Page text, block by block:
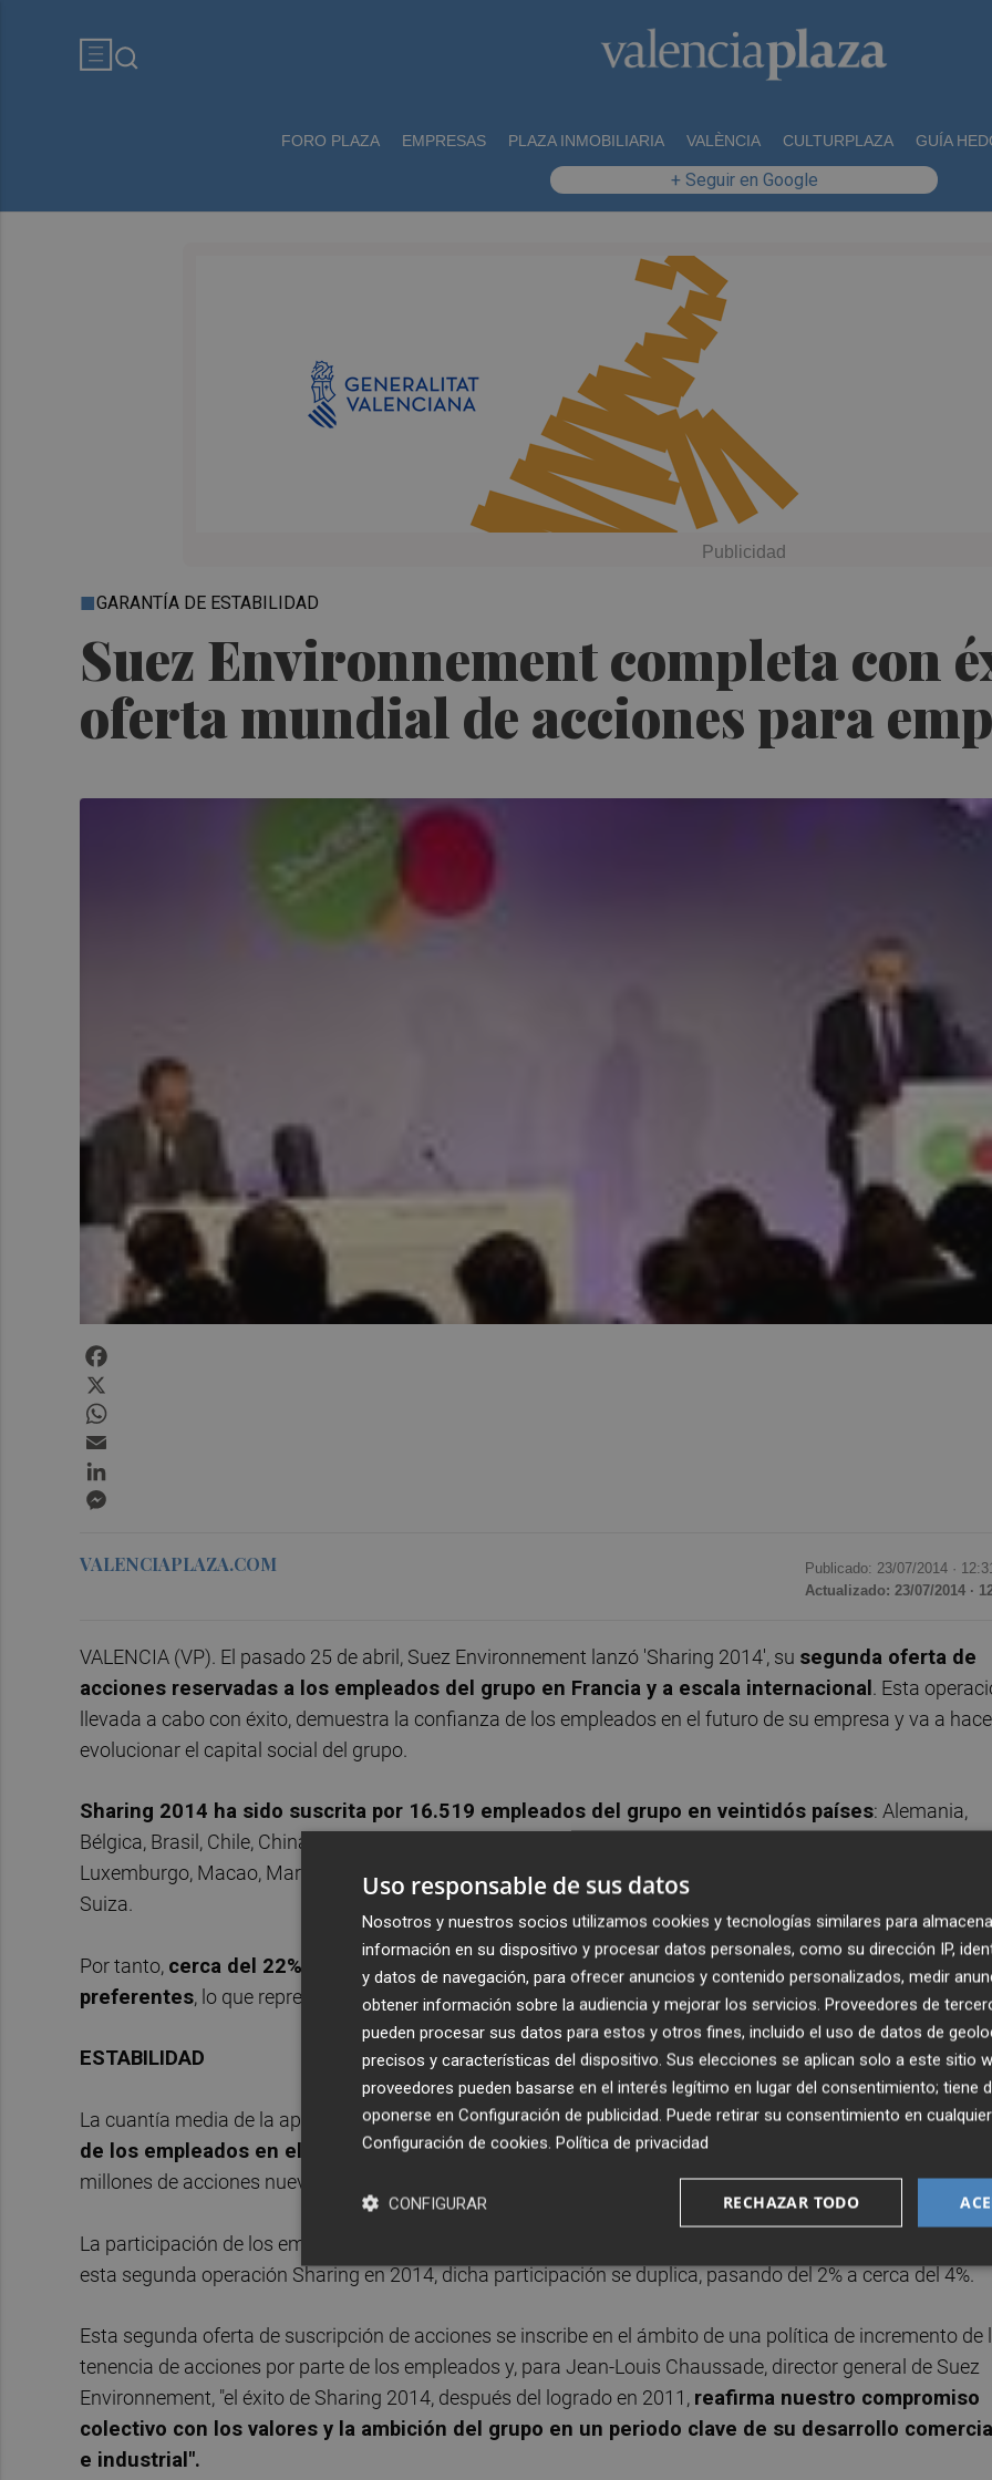
FORO PLAZA EMPRESAS PLAZA INMOBILIARIA VALÈNCIA CULTURPLAZA GUÍA
+ Seguir en Google
Suez Environnement completa con
oferta mundial de acciones para
GARANTÍA DE ESTABILIDAD
VALENCIAPLAZA.COM Publicado: 23/07/2014 ·
Actualizado: 23/07/2014 ·
VALENCIA (VP). El pasado 25 de abril, Suez Environnement lanzó 'Sharing 2014', su segunda oferta de
acciones reservadas a los empleados del grupo en Francia y a escala internacional. Esta
llevada a cabo con éxito, demuestra la confianza de los empleados en el futuro de su empresa y va a
evolucionar el capital social del grupo.
Sharing 2014 ha sido suscrita por 16.519 empleados del grupo en veintidós países: Alemania,
Bélgica, Brasil, Chile, China, España, Estados Unidos, Finlandia, Francia, Hong Kong, la India, Italia,
Luxemburgo, Macao, Marruecos, Países Bajos, Polonia, República Checa, Reino Unido, Eslovaquia, Suecia y
Suiza.
Por tanto, cerca del 22% de los empleados han participado en la oferta propuesta en
preferentes, lo que representa una aportación de los empleados de veinte millones de euros.
ESTABILIDAD
La cuantía media de la aportación es idéntica a la de la operación Sharing 2011, lo querefleja la
de los empleados en el futuro de su grupo . Tras esta operación, la sociedad habrá emitido ocho
millones de acciones nuevas.
La participación de los empleados en el capital de la empresa es una garantía de estabilidad. Después de
esta segunda operación Sharing en 2014, dicha participación se duplica, pasando del 2% a cerca del 4%.
Esta segunda oferta de suscripción de acciones se inscribe en el ámbito de una política de incremento de
tenencia de acciones por parte de los empleados y, para Jean-Louis Chaussade, director general de Suez
Environnement, "el éxito de Sharing 2014, después del logrado en 2011, reafirma nuestro compromiso
colectivo con los valores y la ambición del grupo en un periodo clave de su desarrollo comercial
e industrial".
Uso responsable de sus datos
Nosotros y nuestros socios utilizamos cookies y tecnologías similares para
información en su dispositivo y procesar datos personales, como su dirección IP,
y datos de navegación, para ofrecer anuncios y contenido personalizados, medir
obtener información sobre la audiencia y mejorar los servicios. Proveedores de
pueden procesar sus datos para estos y otros fines, incluido el uso de datos de
precisos y características del dispositivo. Sus elecciones se aplican solo a este sitio
proveedores pueden basarse en el interés legítimo en lugar del consentimiento; tiene
oponerse en Configuración de publicidad. Puede retirar su consentimiento en
Configuración de cookies. Política de privacidad
RECHAZAR TODO
CONFIGURAR